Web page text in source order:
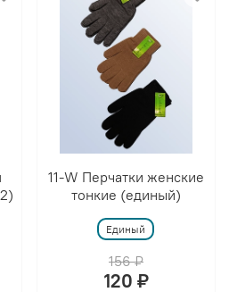
11-W Перчатки женские
тонкие (единый)
Единый
156 ₽
120 ₽